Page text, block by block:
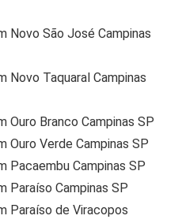
Novo São José Campinas
Novo Taquaral Campinas
Ouro Branco Campinas SP
Ouro Verde Campinas SP
Pacaembu Campinas SP
Paraíso Campinas SP
Paraíso de Viracopos